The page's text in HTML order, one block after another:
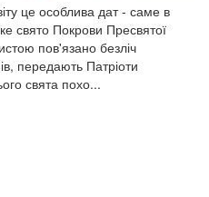
це особлива дат - саме в
свято Покрови Пресвятої
пов'язано безліч
передають Патріоти
свята похо...